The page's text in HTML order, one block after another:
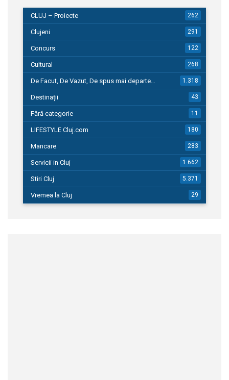
CLUJ – Proiecte 262
Clujeni 291
Concurs 122
Cultural 268
De Facut, De Vazut, De spus mai departe… 1.318
Destinații 43
Fără categorie 11
LIFESTYLE Cluj.com 180
Mancare 283
Servicii in Cluj 1.662
Stiri Cluj 5.371
Vremea la Cluj 29